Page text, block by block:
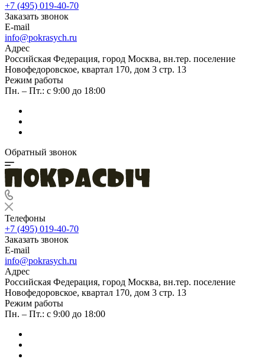
+7 (495) 019-40-70
Заказать звонок
E-mail
info@pokrasych.ru
Адрес
Российская Федерация, город Москва, вн.тер. поселение
Новофедоровское, квартал 170, дом 3 стр. 13
Режим работы
Пн. – Пт.: с 9:00 до 18:00
Обратный звонок
Телефоны
+7 (495) 019-40-70
Заказать звонок
E-mail
info@pokrasych.ru
Адрес
Российская Федерация, город Москва, вн.тер. поселение
Новофедоровское, квартал 170, дом 3 стр. 13
Режим работы
Пн. – Пт.: с 9:00 до 18:00